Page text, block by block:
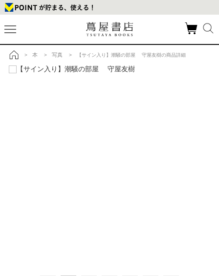
トップ
> 本 > 写真 > 【サイン入り】潮騒の部屋 守屋友樹の商品詳細